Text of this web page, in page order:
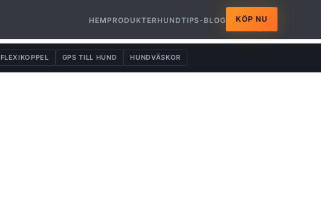
HEM PRODUKTERHUNDTIPS-BLOG KÖP NU
FLEXIKOPPEL GPS TILL HUND HUNDVÄSKOR